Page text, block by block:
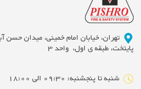
تهران، خیابان امام خمینی، میدان حسن
پایتخت، طبقه ی اول، واحد 3
شنبه تا پنجشنبه: 09:30 الی 18:00